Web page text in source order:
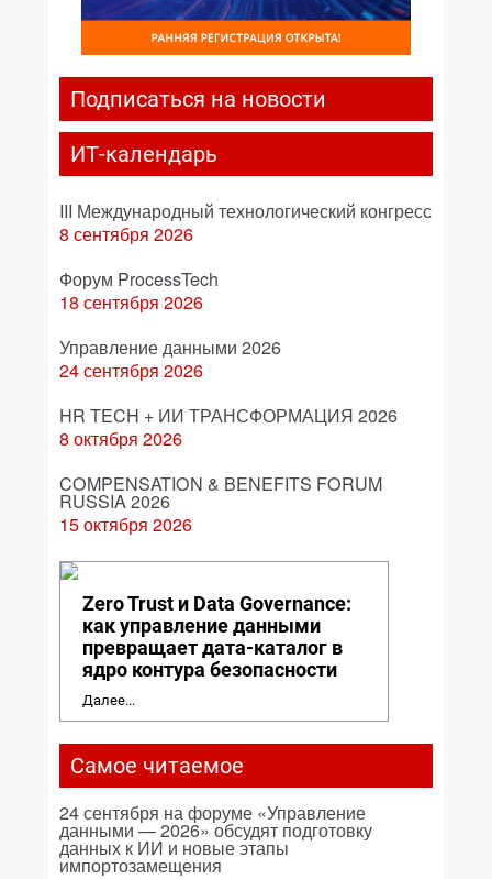
Подписаться на новости
ИТ-календарь
III Международный технологический конгресс
8 сентября 2026
Форум ProcessTech
18 сентября 2026
Управление данными 2026
24 сентября 2026
HR TECH + ИИ ТРАНСФОРМАЦИЯ 2026
8 октября 2026
COMPENSATION & BENEFITS FORUM
RUSSIA 2026
15 октября 2026
Zero Trust и Data Governance:
как управление данными
превращает дата-каталог в
ядро контура безопасности
Далее...
Самое читаемое
24 сентября на форуме «Управление
данными — 2026» обсудят подготовку
данных к ИИ и новые этапы
импортозамещения